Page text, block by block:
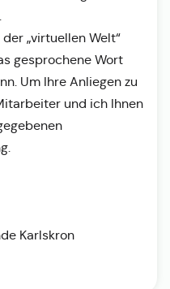
„virtuellen Welt“
gesprochene Wort
Um Ihre Anliegen zu
und ich Ihnen
Karlskron